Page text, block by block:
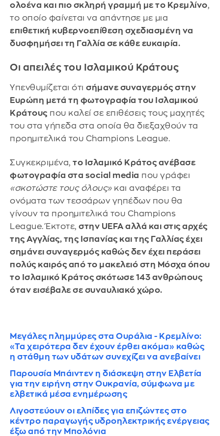
ολοένα και πιο σκληρή γραμμή με το Κρεμλίνο,
το οποίο φαίνεται να απάντησε με μια
επιθετική κυβερνοεπίθεση σχεδιασμένη να
δυσφημήσει τη Γαλλία σε κάθε ευκαιρία.
Οι απειλές του Ισλαμικού Κράτους
Υπενθυμίζεται ότι σήμανε συναγερμός στην
Ευρώπη μετά τη φωτογραφία του Ισλαμικού
Κράτους που καλεί σε επιθέσεις τους μαχητές
του στα γήπεδα στα οποία θα διεξαχθούν τα
προημιτελικά του Champions League.
Συγκεκριμένα, το Ισλαμικό Κράτος ανέβασε
φωτογραφία στα social media που γράφει
«σκοτώστε τους όλους» και αναφέρει τα
ονόματα των τεσσάρων γηπέδων που θα
γίνουν τα προημιτελικά του Champions
League. Έκτοτε, στην UEFA αλλά και στις αρχές
της Αγγλίας, της Ισπανίας και της Γαλλίας έχει
σημάνει συναγερμός καθώς δεν έχει περάσει
πολύς καιρός από το μακελειό στη Μόσχα όπου
το Ισλαμικό Κράτος σκότωσε 143 ανθρώπους
όταν εισέβαλε σε συναυλιακό χώρο.
Μεγάλες πλημμύρες στα Ουράλια - Κρεμλίνο:
«Τα χειρότερα δεν έχουν έρθει ακόμα» καθώς
η στάθμη των υδάτων συνεχίζει να ανεβαίνει
Παρουσία Μπάιντεν η διάσκεψη στην Ελβετία
για την ειρήνη στην Ουκρανία, σύμφωνα με
ελβετικά μέσα ενημέρωσης
Λιγοστεύουν οι ελπίδες για επιζώντες στο
κέντρο παραγωγής υδροηλεκτρικής ενέργειας
έξω από την Μπολόνια